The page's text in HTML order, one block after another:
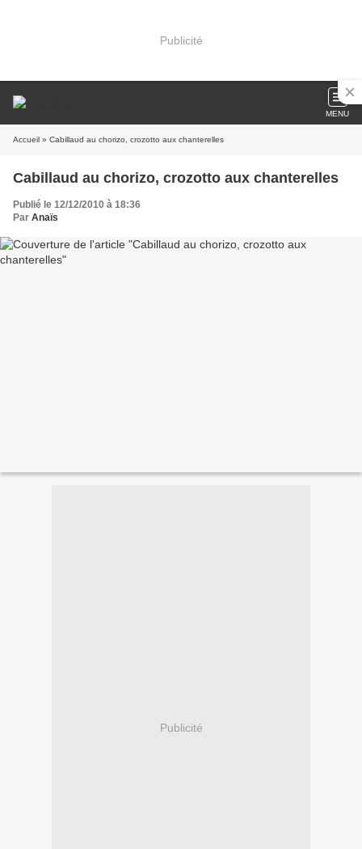
Publicité
MENU
Accueil » Cabillaud au chorizo, crozotto aux chanterelles
Cabillaud au chorizo, crozotto aux chanterelles
Publié le 12/12/2010 à 18:36
Par Anaïs
Publicité